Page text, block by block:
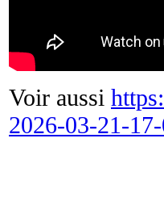
Voir aussi
2026-03-21-